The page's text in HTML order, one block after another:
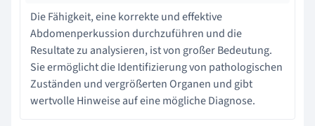
Die Fähigkeit, eine korrekte und effektive
Abdomenperkussion durchzuführen und die
Resultate zu analysieren, ist von großer Bedeutung.
Sie ermöglicht die Identifizierung von pathologischen
Zuständen und vergrößerten Organen und gibt
wertvolle Hinweise auf eine mögliche Diagnose.